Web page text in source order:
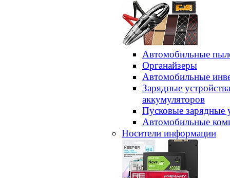
Автомобильные
Органайзеры
Автомобильные
Зарядные
аккумуляторов
Пусковые зарядные
Автомобильные
Носители информации